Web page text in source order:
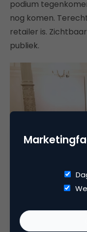
podium
nog komen.
retailer is.
publiek.
SAN-